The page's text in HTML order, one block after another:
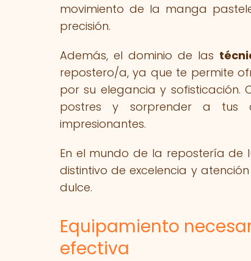
movimiento de la manga
precisión.
Además, el dominio de las
repostero/a, ya que te permite
por su elegancia y sofisticación.
postres y sorprender a tus
impresionantes.
En el mundo de la repostería de
distintivo de excelencia y
dulce.
Equipamiento
efectiva